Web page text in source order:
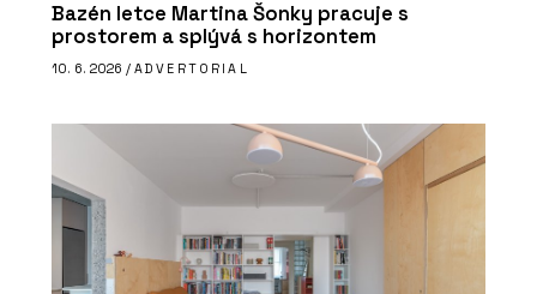
Bazén letce Martina Šonky pracuje s
prostorem a splývá s horizontem
10. 6. 2026 / ADVERTORIAL